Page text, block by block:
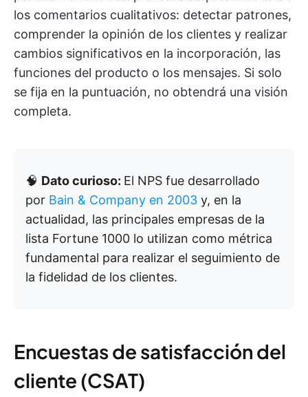
los comentarios cualitativos: detectar patrones,
comprender la opinión de los clientes y realizar
cambios significativos en la incorporación, las
funciones del producto o los mensajes. Si solo
se fija en la puntuación, no obtendrá una visión
completa.
🧠 Dato curioso: El NPS fue desarrollado
por Bain & Company en 2003 y, en la
actualidad, las principales empresas de la
lista Fortune 1000 lo utilizan como métrica
fundamental para realizar el seguimiento de
la fidelidad de los clientes.
Encuestas de satisfacción del
cliente (CSAT)